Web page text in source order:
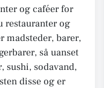
og caféer for
restauranter og
madsteder, barer,
så uanset
sushi, sodavand,
disse og er